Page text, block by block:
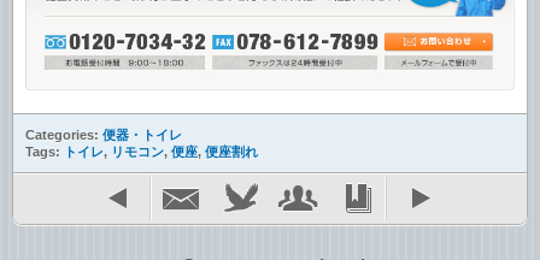
Categories: 便器・トイレ
Tags:
トイレ, リモコン, 便座, 便座割れ